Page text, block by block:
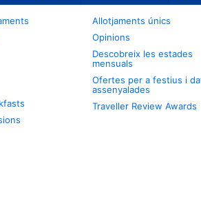
Allotjaments únics
Opinions
Descobreix les estades
mensuals
Ofertes per a festius i
assenyalades
Traveller Review Awards